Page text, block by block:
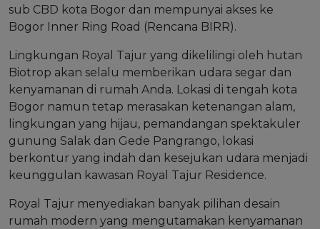
sub CBD kota Bogor dan mempunyai akses ke
Bogor Inner Ring Road (Rencana BIRR).
Lingkungan Royal Tajur yang dikelilingi oleh hutan
Biotrop akan selalu memberikan udara segar dan
kenyamanan di rumah Anda. Lokasi di tengah kota
Bogor namun tetap merasakan ketenangan alam,
lingkungan yang hijau, pemandangan spektakuler
gunung Salak dan Gede Pangrango, lokasi
berkontur yang indah dan kesejukan udara menjadi
keunggulan kawasan Royal Tajur Residence.
Royal Tajur menyediakan banyak pilihan desain
rumah modern yang mengutamakan kenyamanan